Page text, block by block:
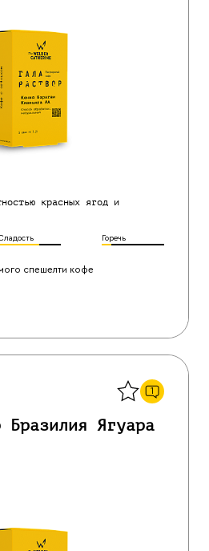
красных ягод и
Горечь
спешелти кофе
1
Бразилия Ягуара